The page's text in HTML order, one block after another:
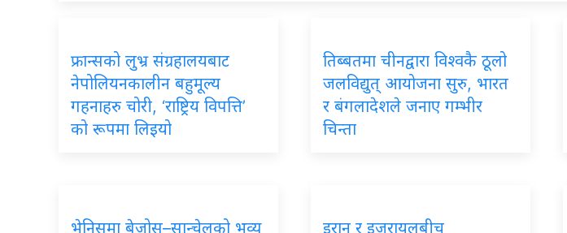
फ्रान्सको लुभ्र संग्रहालयबाट
नेपोलियनकालीन बहुमूल्य
गहनाहरु चोरी, ‘राष्ट्रिय विपत्ति’
को रूपमा लिइयो
तिब्बतमा चीनद्वारा विश्वकै ठूलो
जलविद्युत् आयोजना सुरु, भारत
र बंगलादेशले जनाए गम्भीर
चिन्ता
भेनिसमा बेजोस–सान्चेलको भव्य इरान र इजरायलबीच